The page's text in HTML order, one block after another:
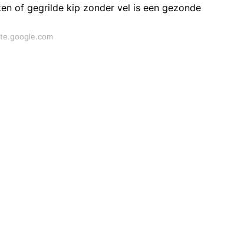
of gegrilde kip zonder vel is een gezonde